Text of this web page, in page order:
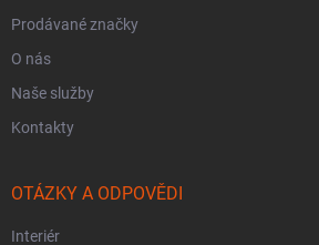
Prodávané značky
O nás
Naše služby
Kontakty
OTÁZKY A ODPOVĚDI
Interiér